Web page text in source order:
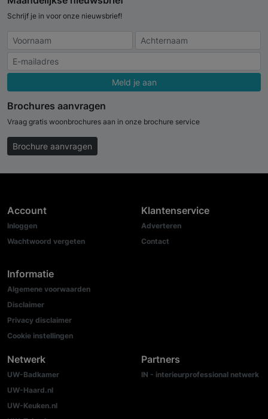
Schrijf je in voor onze nieuwsbrief!
Meld je aan
Brochures aanvragen
Vraag gratis woonbrochures aan in onze brochure service
Brochure aanvragen
Account
Inloggen
Wachtwoord vergeten
Informatie
Algemene voorwaarden
Disclaimer
Privacy disclaimer
Cookie instellingen
Klantenservice
Adverteren
Contact
Netwerk
UW-Badkamer
UW-Haard.nl
UW-Keuken.nl
Partners
IN - interieurprofessional netwerk